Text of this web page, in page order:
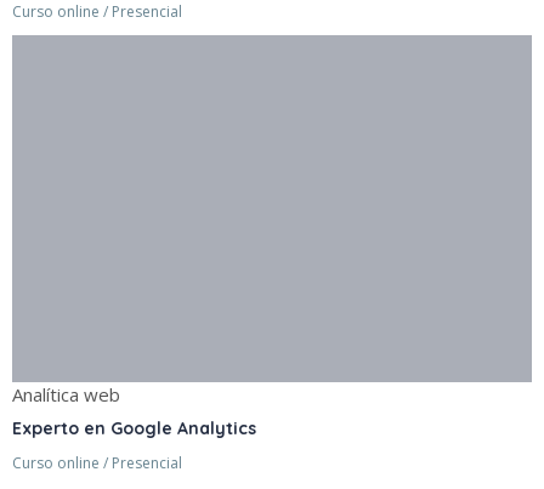
Curso online / Presencial
Analítica web
Experto en Google Analytics
Curso online / Presencial